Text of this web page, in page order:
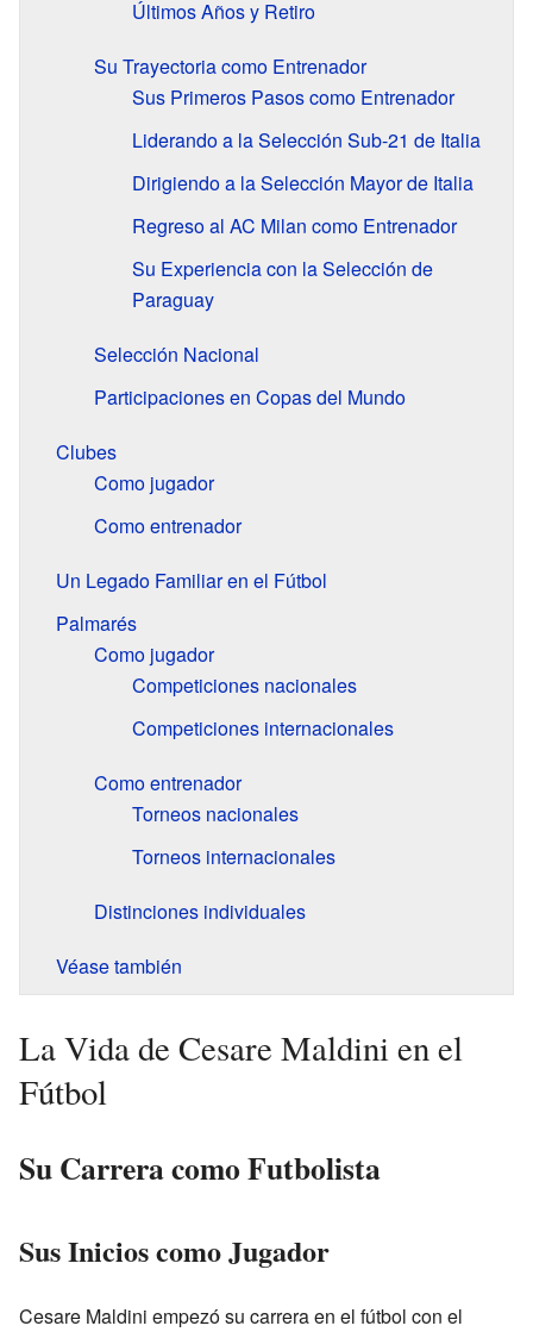
Últimos Años y Retiro
Su Trayectoria como Entrenador
Sus Primeros Pasos como Entrenador
Liderando a la Selección Sub-21 de Italia
Dirigiendo a la Selección Mayor de Italia
Regreso al AC Milan como Entrenador
Su Experiencia con la Selección de
Paraguay
Selección Nacional
Participaciones en Copas del Mundo
Clubes
Como jugador
Como entrenador
Un Legado Familiar en el Fútbol
Palmarés
Como jugador
Competiciones nacionales
Competiciones internacionales
Como entrenador
Torneos nacionales
Torneos internacionales
Distinciones individuales
Véase también
La Vida de Cesare Maldini en el
Fútbol
Su Carrera como Futbolista
Sus Inicios como Jugador
Cesare Maldini empezó su carrera en el fútbol con el